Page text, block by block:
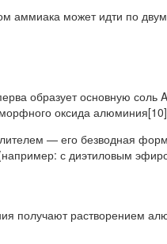
аммиака может идти по
образует основную соль
оксида
— его безводная
с диэтиловым
получают растворением